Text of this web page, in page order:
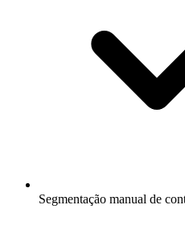
Segmentação manual de